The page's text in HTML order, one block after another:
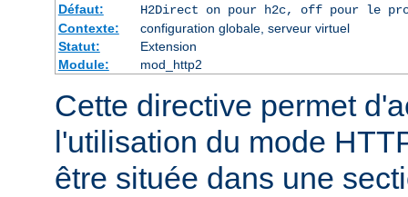
Défaut:
H2Direct on pour h2c, off pour le
Contexte:
configuration globale, serveur virtuel
Statut:
Extension
Module:
mod_http2
Cette directive permet
l'utilisation du mode
être située dans une